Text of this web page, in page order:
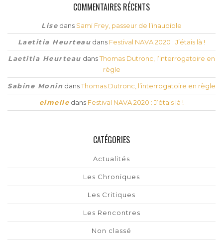
COMMENTAIRES RÉCENTS
Lise dans Sami Frey, passeur de l’inaudible
Laetitia Heurteau dans Festival NAVA 2020 : J’étais là !
Laetitia Heurteau dansThomas Dutronc, l’interrogatoire en
règle
Sabine Monin dansThomas Dutronc, l’interrogatoire en règle
eimelle dans Festival NAVA 2020 : J’étais là !
CATÉGORIES
Actualités
Les Chroniques
Les Critiques
Les Rencontres
Non classé